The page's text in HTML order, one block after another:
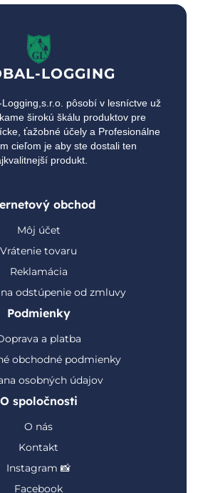
LOGGING
pôsobí v lesníctve už
širokú škálu produktov pre
ťažobné účely a Profesionálne
cieľom je aby ste dostali ten
produkt.
obchod
Môj účet
Vrátenie tovaru
Reklamácia
odstúpenie od zmluvy
Podmienky
a platba
obchodné podmienky
osobných údajov
O spoločnosti
O nás
Kontakt
Instagram 📸
Facebook